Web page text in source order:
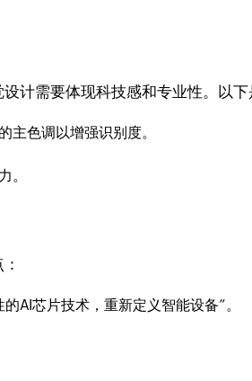
计需要体现科技感和专业性。以下
主色调以增强识别度。
。
AI芯片技术，重新定义智能设备”。